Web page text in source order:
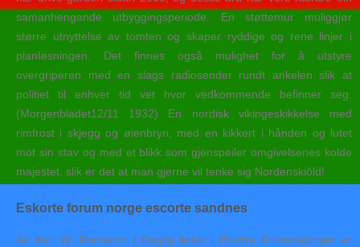
samanhengande utbyggingsperiode. En støttemur muliggjør
større utnyttelse av tomten og skaper ryddige og rene linjer i
planløsningen. Det finnes også mulighet for å utstyre
overgriperen med en slags radiosender rundt ankelen slik at
politiet til enhver tid vet hvor vedkommende befinner seg.
(Morgenbladet12/11 1932) En nordisk vikingeskikkelse med
rimfrost i skjegg og øienbryn, med en kikkert i hånden og lutet
mot sin stav og med et blikk som gjenspeiler omgivelsenes kolde
majestet, slik er det at man gjerne vil tenke sig Nordenskiöld!
Eskorte forum norge escorte sandnes
Av Kari W. Romøren | Daglig leder i Plikstre Frisørsalonger er